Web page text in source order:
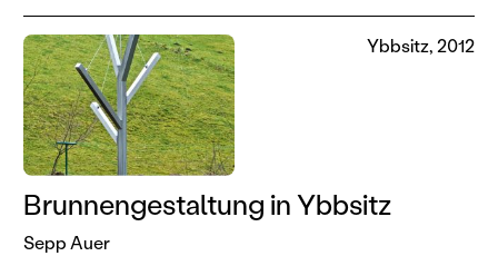
Brunnengestaltung in Ybbsitz
Sepp Auer
Ybbsitz, 2012